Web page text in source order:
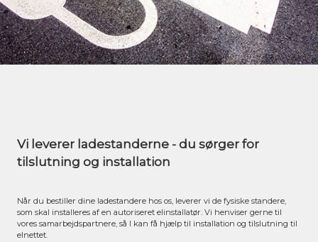
Vi leverer ladestanderne - du sørger for
tilslutning og installation
Når du bestiller dine ladestandere hos os, leverer vi de fysiske standere,
som skal installeres af en autoriseret elinstallatør. Vi henviser gerne til
vores samarbejdspartnere, så I kan få hjælp til installation og tilslutning til
elnettet.